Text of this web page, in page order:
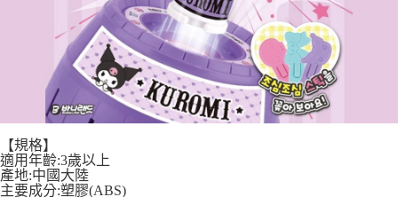
【規格】
適用年齡:3歲以上
產地:中國大陸
主要成分:塑膠(ABS)